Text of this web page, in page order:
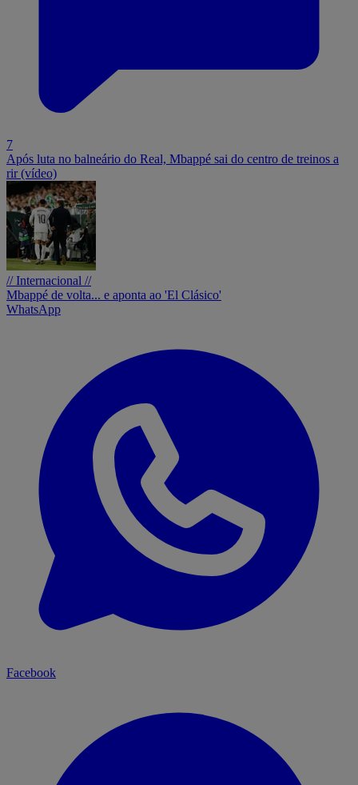
7
Após luta no balneário do Real, Mbappé sai do centro de treinos a
rir (vídeo)
// Internacional //
Mbappé de volta... e aponta ao 'El Clásico'
WhatsApp
Facebook